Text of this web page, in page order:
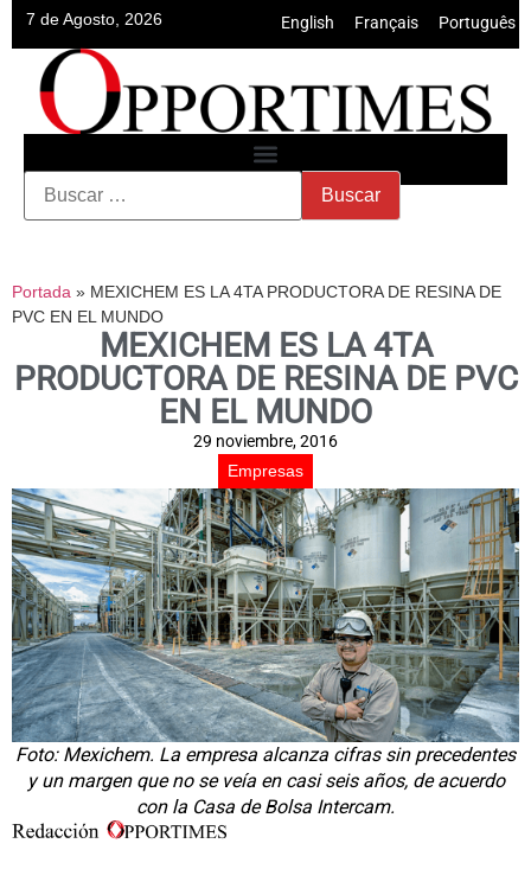
7 de Agosto, 2026 English Français Português
Portada » MEXICHEM ES LA 4TA PRODUCTORA DE RESINA DE
PVC EN EL MUNDO
MEXICHEM ES LA 4TA
PRODUCTORA DE RESINA DE PVC
EN EL MUNDO
29 noviembre, 2016
Empresas
Foto: Mexichem. La empresa alcanza cifras sin precedentes
y un margen que no se veía en casi seis años, de acuerdo
con la Casa de Bolsa Intercam.